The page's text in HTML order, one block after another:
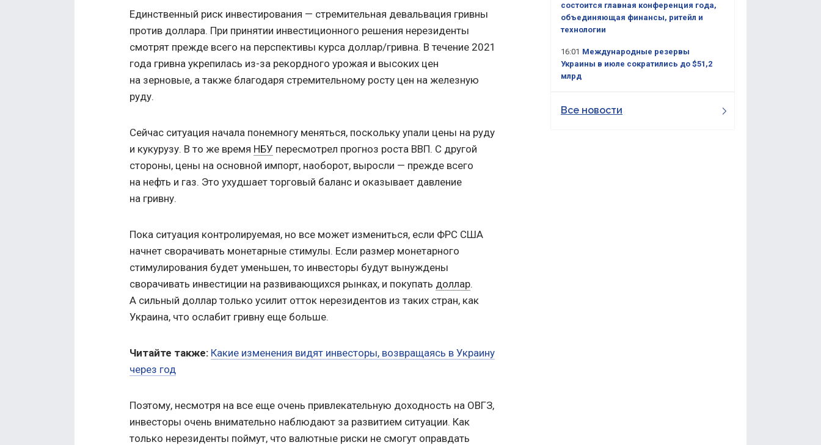
Единственный риск инвестирования — стремительная девальвация гривны
против доллара. При принятии инвестиционного решения нерезиденты
смотрят прежде всего на перспективы курса доллар/гривна. В течение 2021
года гривна укрепилась из-за рекордного урожая и высоких цен
на зерновые, а также благодаря стремительному росту цен на железную
руду.
Сейчас ситуация начала понемногу меняться, поскольку упали цены на руду
и кукурузу. В то же время НБУ пересмотрел прогноз роста ВВП. С другой
стороны, цены на основной импорт, наоборот, выросли — прежде всего
на нефть и газ. Это ухудшает торговый баланс и оказывает давление
на гривну.
Пока ситуация контролируемая, но все может измениться, если ФРС США
начнет сворачивать монетарные стимулы. Если размер монетарного
стимулирования будет уменьшен, то инвесторы будут вынуждены
сворачивать инвестиции на развивающихся рынках, и покупать доллар.
А сильный доллар только усилит отток нерезидентов из таких стран, как
Украина, что ослабит гривну еще больше.
Читайте также: Какие изменения видят инвесторы, возвращаясь в Украину
через год
Поэтому, несмотря на все еще очень привлекательную доходность на ОВГЗ,
инвесторы очень внимательно наблюдают за развитием ситуации. Как
только нерезиденты поймут, что валютные риски не смогут оправдать
состоится главная конференция года,
объединяющая финансы, ритейл и
технологии
16:01 Международные резервы
Украины в июле сократились до $51,2
млрд
Все новости